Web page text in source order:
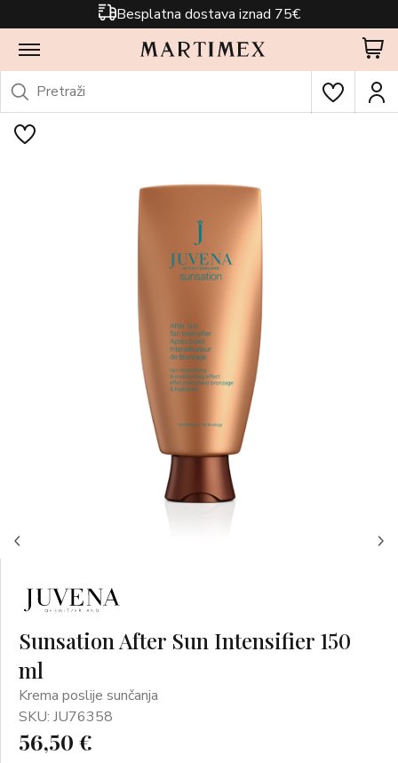
Besplatna dostava iznad 75€
Sunsation After Sun Intensifier 150
ml
Krema poslije sunčanja
SKU: JU76358
56,50 €